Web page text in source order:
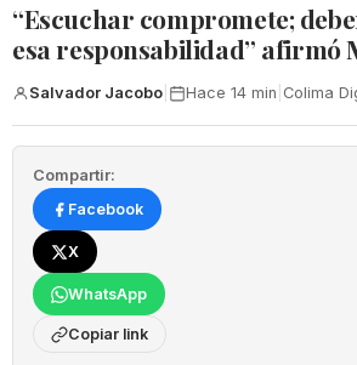
“Escuchar compromete;
esa responsabilidad” afirmó
Salvador Jacobo Hace 14 min Colima
Compartir:
Facebook
X
WhatsApp
Copiar link